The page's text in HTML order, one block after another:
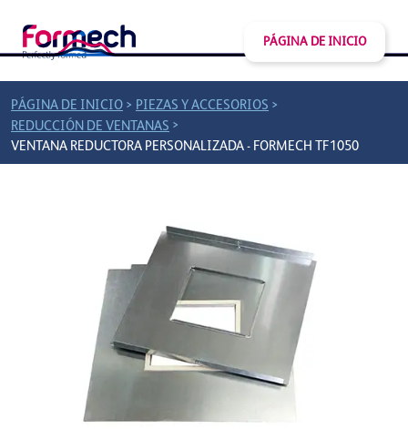
PÁGINA DE INICIO
PÁGINA DE INICIO > PIEZAS Y ACCESORIOS >
REDUCCIÓN DE VENTANAS >
VENTANA REDUCTORA PERSONALIZADA - FORMECH TF1050